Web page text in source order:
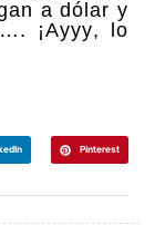
a dólar y
¡Ayyy, lo
Pinterest